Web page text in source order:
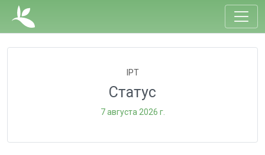
IPT
Статус
7 августа 2026 г.